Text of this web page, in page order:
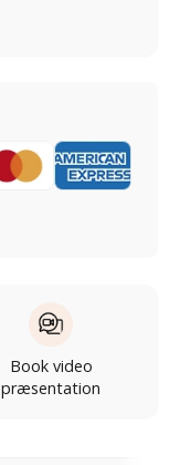
Book video
præsentation